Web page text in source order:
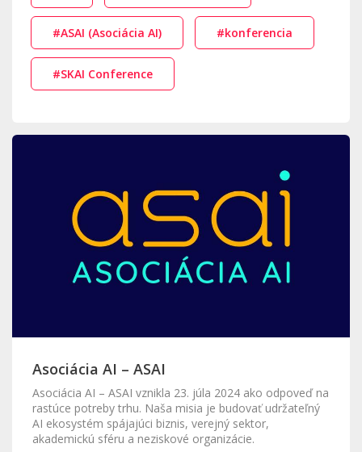
#ASAI (Asociácia AI) #konferencia
#SKAI Conference
Asociácia AI – ASAI
Asociácia AI – ASAI vznikla 23. júla 2024 ako odpoveď na
rastúce potreby trhu. Naša misia je budovať udržateľný
AI ekosystém spájajúci biznis, verejný sektor,
akademickú sféru a neziskové organizácie.